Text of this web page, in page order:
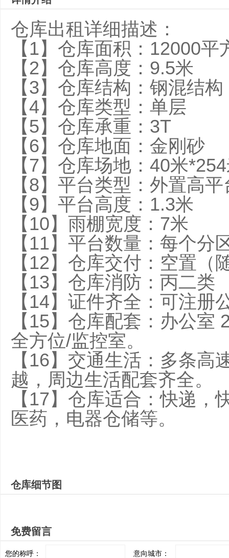
仓库出租详细描述：
【1】仓库面积：12000
【2】仓库高度：9.5米
【3】仓库结构：钢混结构
【4】仓库类型：单层
【5】仓库承重：3T
【6】仓库地面：金刚砂
【7】仓库场地：40米
【8】平台类型：外置高平
【9】平台高度：1.3米
【10】雨棚宽度：7米
【11】平台数量：每个分
【12】仓库交付：空置（
【13】仓库消防：丙二类
【14】证件齐全：可注册
【15】仓库配套：办公
全方位/监控室。
【16】交通生活：多条
越，周边生活配套齐全。
【17】仓库适合：快递
医药，电器仓储等。
仓库细节图
免费留言
您的称呼： 意向城市：